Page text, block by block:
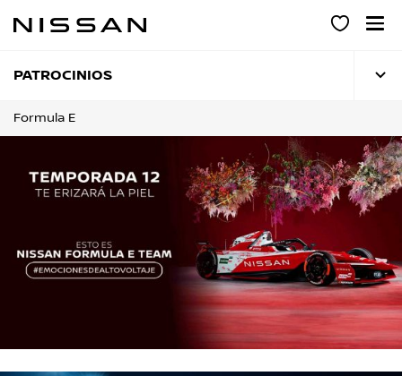
PATROCINIOS
Formula E